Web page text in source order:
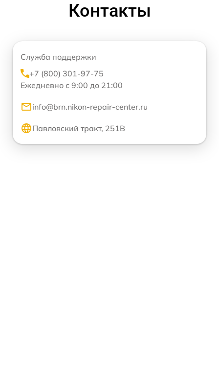
Контакты
Служба поддержки
+7 (800) 301-97-75
Ежедневно с 9:00 до 21:00
info@brn.nikon-repair-center.ru
Павловский тракт, 251В